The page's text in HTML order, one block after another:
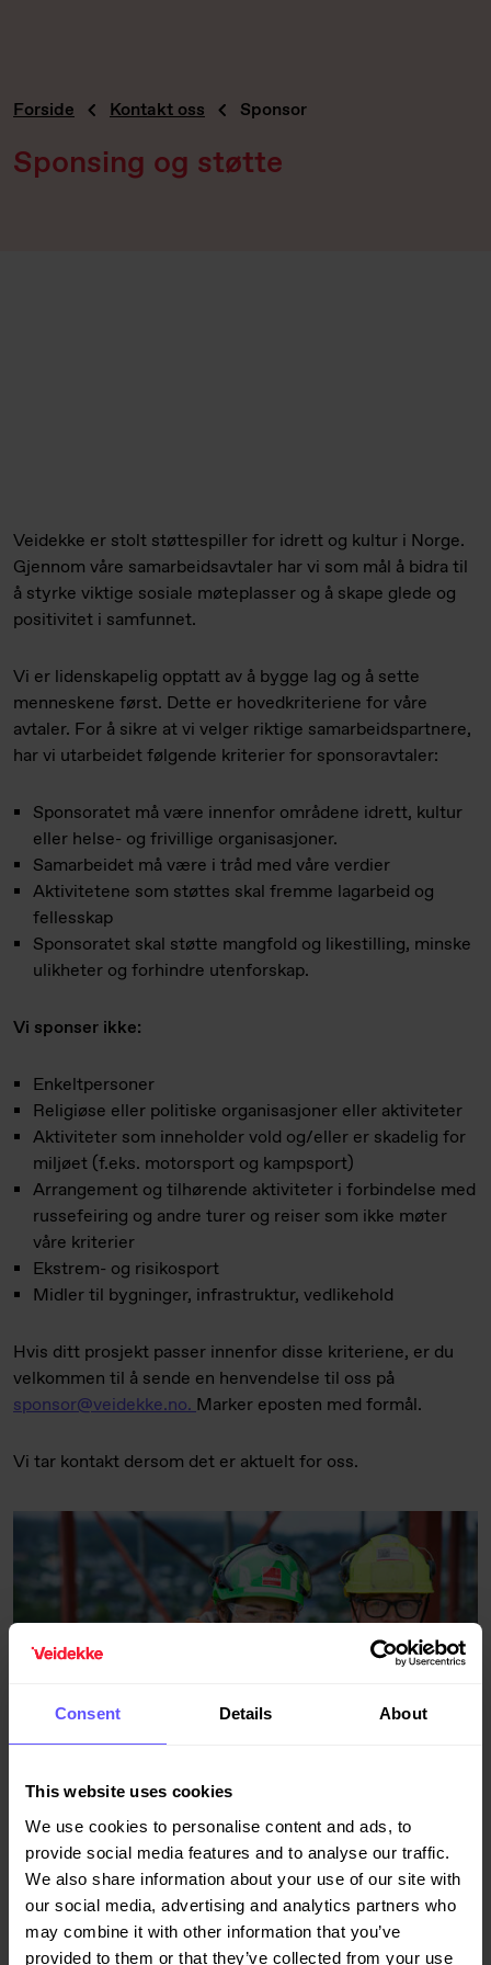
Consent Details About
This website uses cookies
We use cookies to personalise content and ads, to
provide social media features and to analyse our traffic.
We also share information about your use of our site with
our social media, advertising and analytics partners who
may combine it with other information that you’ve
provided to them or that they’ve collected from your use
Forside Kontakt oss Sponsor
Sponsing og støtte
Veidekke er stolt støttespiller for idrett og kultur i Norge.
Gjennom våre samarbeidsavtaler har vi som mål å bidra til
å styrke viktige sosiale møteplasser og å skape glede og
positivitet i samfunnet.
Vi er lidenskapelig opptatt av å bygge lag og å sette
menneskene først. Dette er hovedkriteriene for våre
avtaler. For å sikre at vi velger riktige samarbeidspartnere,
har vi utarbeidet følgende kriterier for sponsoravtaler:
Sponsoratet må være innenfor områdene idrett, kultur
eller helse- og frivillige organisasjoner.
Samarbeidet må være i tråd med våre verdier
Aktivitetene som støttes skal fremme lagarbeid og
fellesskap
Sponsoratet skal støtte mangfold og likestilling, minske
ulikheter og forhindre utenforskap.
Vi sponser ikke:
Enkeltpersoner
Religiøse eller politiske organisasjoner eller aktiviteter
Aktiviteter som inneholder vold og/eller er skadelig for
miljøet (f.eks. motorsport og kampsport)
Arrangement og tilhørende aktiviteter i forbindelse med
russefeiring og andre turer og reiser som ikke møter
våre kriterier
Ekstrem- og risikosport
Midler til bygninger, infrastruktur, vedlikehold
Hvis ditt prosjekt passer innenfor disse kriteriene, er du
velkommen til å sende en henvendelse til oss på
sponsor@veidekke.no. Marker eposten med formål.
Vi tar kontakt dersom det er aktuelt for oss.